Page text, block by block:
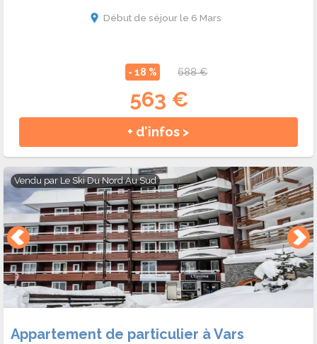
Début de séjour le 6 Mars
- 18 % 688 €
563 €
+ d'infos >
Vendu par Le Ski Du Nord Au Sud
Appartement de particulier à Vars